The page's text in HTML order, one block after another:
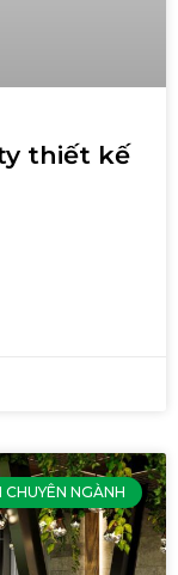
thiết kế
CHUYÊN NGÀNH